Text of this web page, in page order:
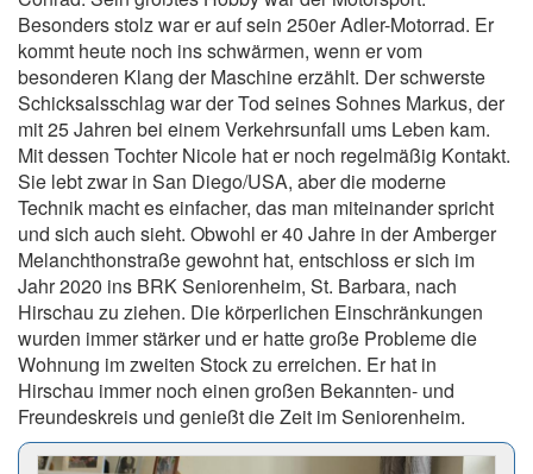
Besonders stolz war er auf sein 250er Adler-Motorrad. Er
kommt heute noch ins schwärmen, wenn er vom
besonderen Klang der Maschine erzählt. Der schwerste
Schicksalsschlag war der Tod seines Sohnes Markus, der
mit 25 Jahren bei einem Verkehrsunfall ums Leben kam.
Mit dessen Tochter Nicole hat er noch regelmäßig Kontakt.
Sie lebt zwar in San Diego/USA, aber die moderne
Technik macht es einfacher, das man miteinander spricht
und sich auch sieht. Obwohl er 40 Jahre in der Amberger
Melanchthonstraße gewohnt hat, entschloss er sich im
Jahr 2020 ins BRK Seniorenheim, St. Barbara, nach
Hirschau zu ziehen. Die körperlichen Einschränkungen
wurden immer stärker und er hatte große Probleme die
Wohnung im zweiten Stock zu erreichen. Er hat in
Hirschau immer noch einen großen Bekannten- und
Freundeskreis und genießt die Zeit im Seniorenheim.